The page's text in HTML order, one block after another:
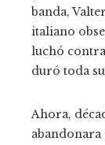
banda,
italiano
luchó
duró toda
Ahora,
abandonara